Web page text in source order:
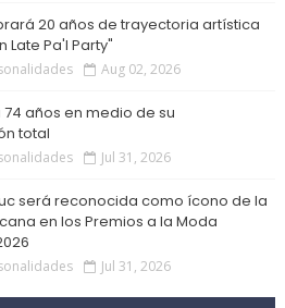
20 años de trayectoria artística
Late Pa'l Party"
Aug 02, 2026
74 años en medio de su
total
Jul 31, 2026
será reconocida como ícono de la
en los Premios a la Moda
Jul 31, 2026